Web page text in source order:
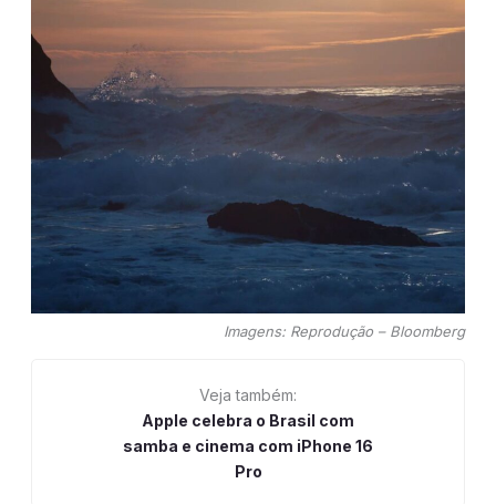
Imagens: Reprodução – Bloomberg
Veja também:
Apple celebra o Brasil com
samba e cinema com iPhone 16
Pro